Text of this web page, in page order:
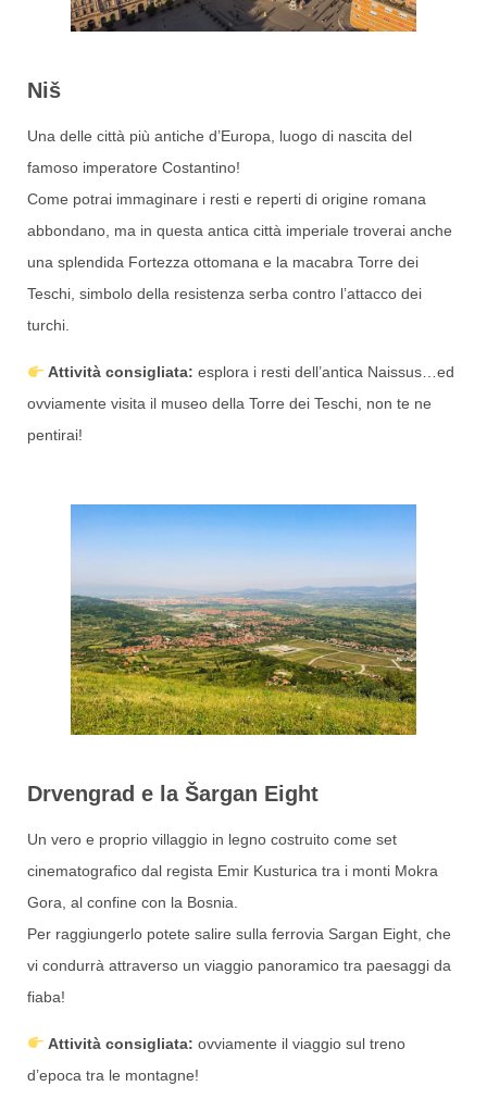
Niš
Una delle città più antiche d’Europa, luogo di nascita del
famoso imperatore Costantino!
Come potrai immaginare i resti e reperti di origine romana
abbondano, ma in questa antica città imperiale troverai anche
una splendida Fortezza ottomana e la macabra Torre dei
Teschi, simbolo della resistenza serba contro l’attacco dei
turchi.
Attività consigliata: esplora i resti dell’antica Naissus…ed
ovviamente visita il museo della Torre dei Teschi, non te ne
pentirai!
Drvengrad e la Šargan Eight
Un vero e proprio villaggio in legno costruito come set
cinematografico dal regista Emir Kusturica tra i monti Mokra
Gora, al confine con la Bosnia.
Per raggiungerlo potete salire sulla ferrovia Sargan Eight, che
vi condurrà attraverso un viaggio panoramico tra paesaggi da
fiaba!
Attività consigliata: ovviamente il viaggio sul treno
d’epoca tra le montagne!